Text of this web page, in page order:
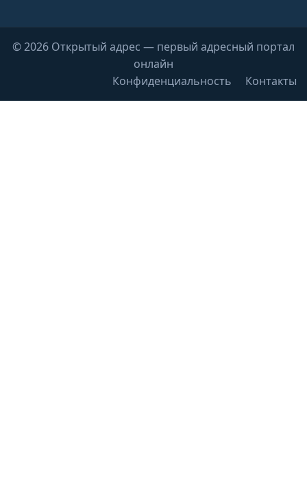
© 2026 Открытый адрес — первый адресный портал
онлайн
Конфиденциальность
Контакты